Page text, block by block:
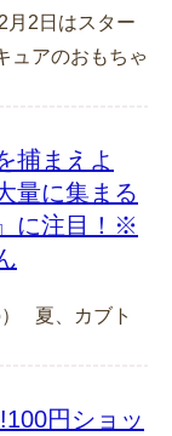
月2日はスター
ュアのおもちゃ
捕まえよ
量に集まる
に注目！※
夏、カブト
円ショッ